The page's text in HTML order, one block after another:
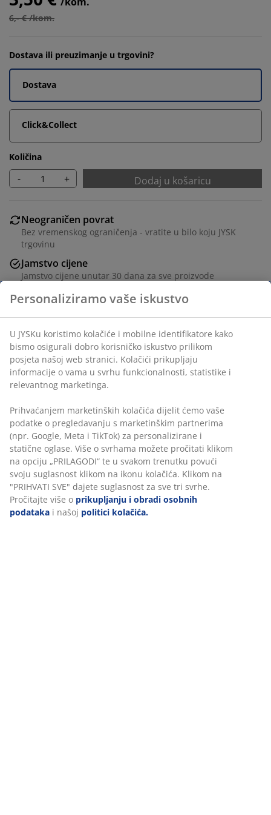
6,- € /kom.
Dostava ili preuzimanje u trgovini?
Dostava
Click&Collect
Količina
- + Dodaj u košaricu
Neograničen povrat
Bez vremenskog ograničenja - vratite u bilo koju JYSK
trgovinu
Jamstvo cijene
Jamstvo cijene unutar 30 dana za sve proizvode
Fleksibilne opcije dostave
Brza i jednostavna dostava po vašem izboru
BROJ ARTIKLA: 2778400
Podaci o proizvodu
Komentari
(0)
Personaliziramo vaše iskustvo
U JYSKu koristimo kolačiće i mobilne identifikatore kako
bismo osigurali dobro korisničko iskustvo prilikom
posjeta našoj web stranici. Kolačići prikupljaju
informacije o vama u svrhu funkcionalnosti, statistike i
relevantnog marketinga.
Prihvaćanjem marketinških kolačića dijelit ćemo vaše
podatke o pregledavanju s marketinškim partnerima
(npr. Google, Meta i TikTok) za personalizirane i
statične oglase. Više o svrhama možete pročitati klikom
na opciju „PRILAGODI“ te u svakom trenutku povući
svoju suglasnost klikom na ikonu kolačića. Klikom na
"PRIHVATI SVE" dajete suglasnost za sve tri svrhe.
Pročitajte više o prikupljanju i obradi osobnih
podataka i našoj politici kolačića.